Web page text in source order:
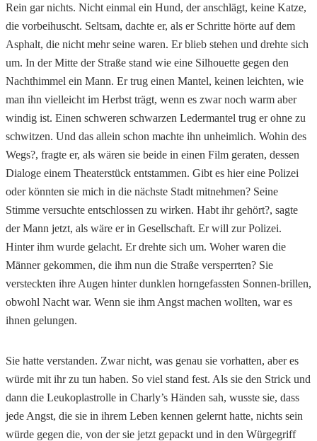
Rein gar nichts. Nicht einmal ein Hund, der anschlägt, keine Katze,
die vorbeihuscht. Seltsam, dachte er, als er Schritte hörte auf dem
Asphalt, die nicht mehr seine waren. Er blieb stehen und drehte sich
um. In der Mitte der Straße stand wie eine Silhouette gegen den
Nachthimmel ein Mann. Er trug einen Mantel, keinen leichten, wie
man ihn vielleicht im Herbst trägt, wenn es zwar noch warm aber
windig ist. Einen schweren schwarzen Ledermantel trug er ohne zu
schwitzen. Und das allein schon machte ihn unheimlich. Wohin des
Wegs?, fragte er, als wären sie beide in einen Film geraten, dessen
Dialoge einem Theaterstück entstammen. Gibt es hier eine Polizei
oder könnten sie mich in die nächste Stadt mitnehmen? Seine
Stimme versuchte entschlossen zu wirken. Habt ihr gehört?, sagte
der Mann jetzt, als wäre er in Gesellschaft. Er will zur Polizei.
Hinter ihm wurde gelacht. Er drehte sich um. Woher waren die
Männer gekommen, die ihm nun die Straße versperrten? Sie
versteckten ihre Augen hinter dunklen horngefassten Sonnen-brillen,
obwohl Nacht war. Wenn sie ihm Angst machen wollten, war es
ihnen gelungen.
Sie hatte verstanden. Zwar nicht, was genau sie vorhatten, aber es
würde mit ihr zu tun haben. So viel stand fest. Als sie den Strick und
dann die Leukoplastrolle in Charly’s Händen sah, wusste sie, dass
jede Angst, die sie in ihrem Leben kennen gelernt hatte, nichts sein
würde gegen die, von der sie jetzt gepackt und in den Würgegriff